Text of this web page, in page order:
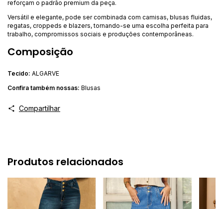
reforçam o padrão premium da peça.
Versátil e elegante, pode ser combinada com camisas, blusas fluidas,
regatas, croppeds e blazers, tornando-se uma escolha perfeita para
trabalho, compromissos sociais e produções contemporâneas.
Composição
Tecido: ALGARVE
Confira também nossas: Blusas
Compartilhar
Produtos relacionados